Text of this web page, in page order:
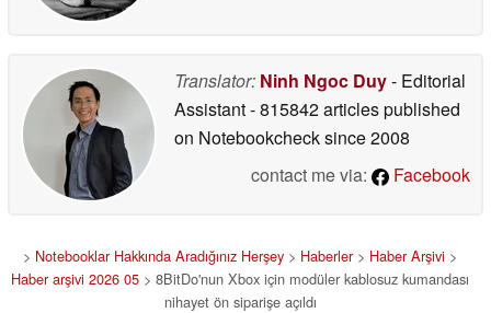
Translator: Ninh Ngoc Duy- Editorial
Assistant- 815842 articles published
on Notebookchecksince 2008
contact me via:
Facebook
> Notebooklar Hakkında Aradığınız Herşey > Haberler> Haber Arşivi >
Haber arşivi 2026 05 > 8BitDo'nun Xbox için modüler kablosuz kumandası
nihayet ön siparişe açıldı